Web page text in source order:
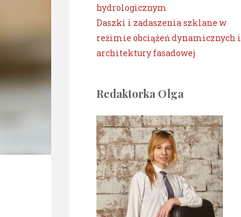
hydrologicznym
Daszki i zadaszenia szklane w
reżimie obciążeń dynamicznych i
architektury fasadowej
Redaktorka Olga